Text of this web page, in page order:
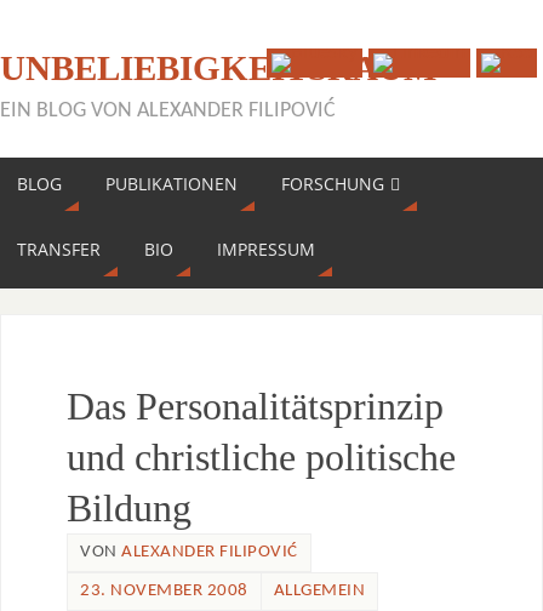
UNBELIEBIGKEITSRAUM
EIN BLOG VON ALEXANDER FILIPOVIĆ
BLOG PUBLIKATIONEN FORSCHUNG
TRANSFER BIO IMPRESSUM
Das Personalitätsprinzip
und christliche politische
Bildung
VON ALEXANDER FILIPOVIĆ
23. NOVEMBER 2008 ALLGEMEIN